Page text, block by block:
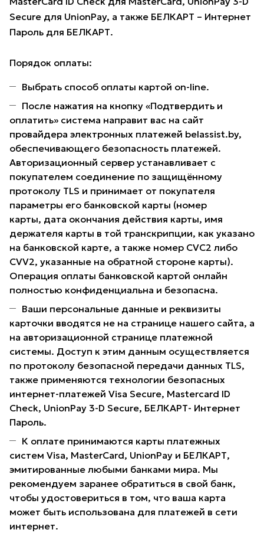
Secure для UnionPay, а также БЕЛКАРТ – Интернет
Пароль для БЕЛКАРТ.
Порядок оплаты:
Выбрать способ оплаты картой on-line.
После нажатия на кнопку «Подтвердить и
оплатить» система направит вас на сайт
провайдера электронных платежей belassist.by,
обеспечивающего безопасность платежей.
Авторизационный сервер устанавливает с
покупателем соединение по защищённому
протоколу TLS и принимает от покупателя
параметры его банковской карты (номер
карты, дата окончания действия карты, имя
держателя карты в той транскрипции, как указано
на банковской карте, а также номер CVC2 либо
CVV2, указанные на обратной стороне карты).
Операция оплаты банковской картой онлайн
полностью конфиденциальна и безопасна.
Ваши персональные данные и реквизиты
карточки вводятся не на странице нашего сайта, а
на авторизационной странице платежной
системы. Доступ к этим данным осуществляется
по протоколу безопасной передачи данных TLS,
также применяются технологии безопасных
интернет-платежей Visa Secure, Mastercard ID
Check, UnionPay 3-D Secure, БЕЛКАРТ- Интернет
Пароль.
К оплате принимаются карты платежных
систем Visa, MasterCard, UnionPay и БЕЛКАРТ,
эмитированные любыми банками мира. Мы
рекомендуем заранее обратиться в свой банк,
чтобы удостовериться в том, что ваша карта
может быть использована для платежей в сети
интернет.